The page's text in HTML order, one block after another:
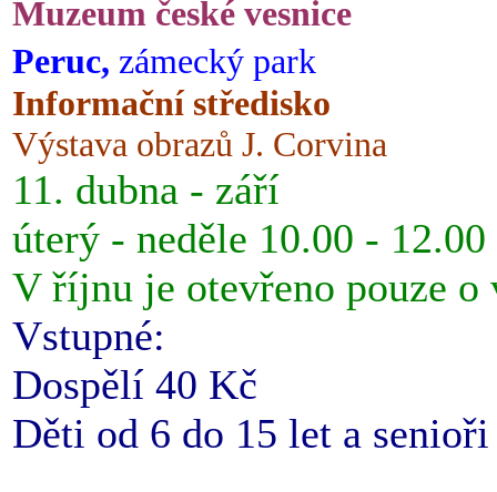
Muzeum české vesnice
Peruc, zámecký park
Informační středisko
Výstava obrazů J. Corvina
11. dubna - září
úterý - neděle 10.00 -
V říjnu je otevřeno pouze o
Vstupné:
Dospělí 40 Kč
Děti od 6 do 15 let a